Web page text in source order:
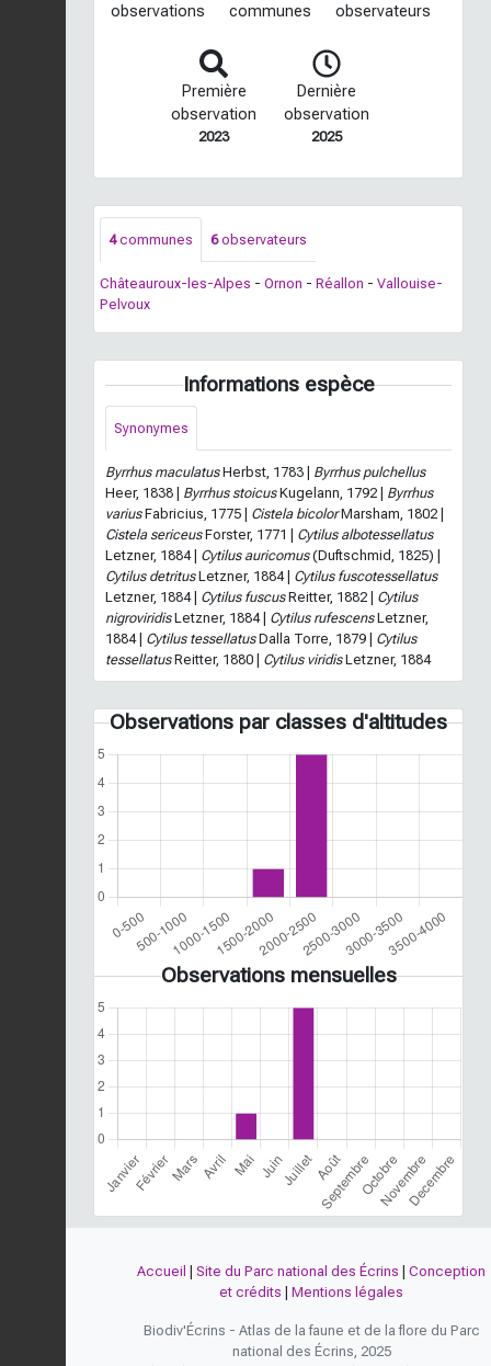
observations communes observateurs
Première
observation
2023
Dernière
observation
2025
4communes 6observateurs
Châteauroux-les-Alpes - Ornon - Réallon - Vallouise-
Pelvoux
Informations espèce
Synonymes
Byrrhus maculatusHerbst, 1783 | Byrrhus pulchellus
Heer, 1838 | Byrrhus stoicusKugelann, 1792 | Byrrhus
variusFabricius, 1775 | Cistela bicolorMarsham, 1802 |
Cistela sericeusForster, 1771 | Cytilus albotessellatus
Letzner, 1884 | Cytilus auricomus(Duftschmid, 1825) |
Cytilus detritusLetzner, 1884 | Cytilus fuscotessellatus
Letzner, 1884 | Cytilus fuscusReitter, 1882 | Cytilus
nigroviridisLetzner, 1884 | Cytilus rufescensLetzner,
1884 | Cytilus tessellatusDalla Torre, 1879 | Cytilus
tessellatusReitter, 1880 | Cytilus viridisLetzner, 1884
Observations par classes d'altitudes
Observations mensuelles
Accueil Site du Parc national des Écrins
Conception
et crédits
Mentions légales
Biodiv'Écrins - Atlas de la faune et de la flore du Parc
national des Écrins, 2025